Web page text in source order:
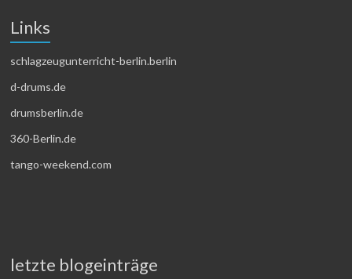
Links
schlagzeugunterricht-berlin.berlin
d-drums.de
drumsberlin.de
360-Berlin.de
tango-weekend.com
letzte blogeinträge